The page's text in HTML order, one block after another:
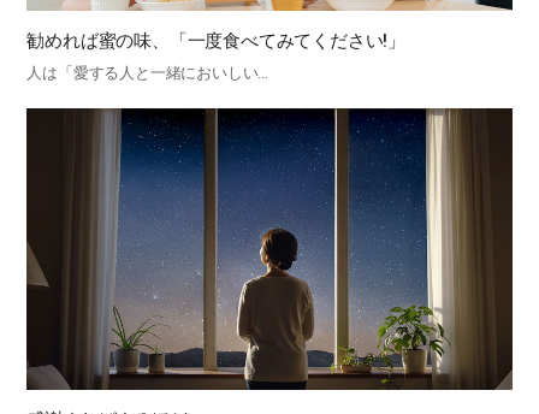
勧めれば蜜の味、「一度食べてみてください!」
人は「愛する人と一緒においしい…